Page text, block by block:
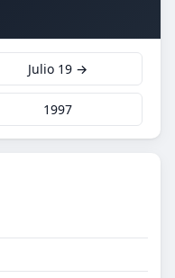
Julio 19 →
1997